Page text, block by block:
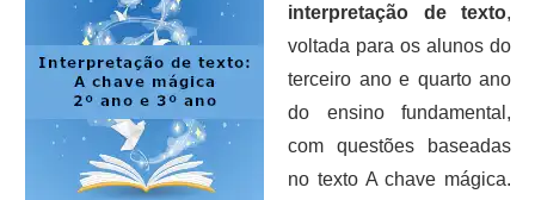
interpretação de texto,
voltada para os alunos do
terceiro ano e quarto ano
do ensino fundamental,
com questões baseadas
no texto A chave mágica.